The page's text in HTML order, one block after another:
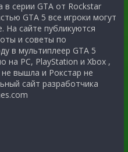
в серии GTA от Rockstar
GTA 5 все игроки могут
На сайте публикуются
и советы по
в мультиплеер GTA 5
на PC, PlayStation и Xbox ,
вышла и Рокстар не
сайт разработчика